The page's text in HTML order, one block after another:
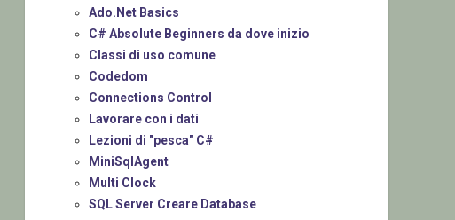
Ado.Net Basics
C# Absolute Beginners da dove inizio
Classi di uso comune
Codedom
Connections Control
Lavorare con i dati
Lezioni di "pesca" C#
MiniSqlAgent
Multi Clock
SQL Server Creare Database